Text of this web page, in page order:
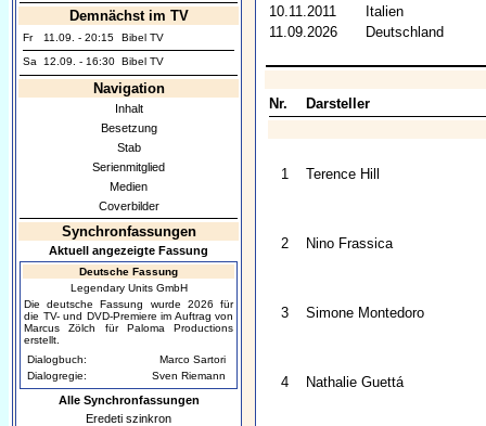
Demnächst im TV
Fr 11.09. - 20:15
Bibel TV
Sa
12.09. - 16:30 Bibel TV
Navigation
Inhalt
Besetzung
Stab
Serienmitglied
Medien
Coverbilder
Synchronfassungen
Aktuell angezeigte Fassung
Deutsche Fassung
Legendary Units GmbH
Die deutsche Fassung wurde 2026 für
die TV- und DVD-Premiere im Auftrag von
Marcus Zölch für Paloma Productions
erstellt.
Dialogbuch:
Marco Sartori
Dialogregie:
Sven Riemann
Alle Synchronfassungen
Eredeti szinkron
10.11.2011
Italien
11.09.2026
Deutschland
Nr. Darsteller
1 Terence Hill
2 Nino Frassica
3 Simone Montedoro
4 Nathalie Guettá